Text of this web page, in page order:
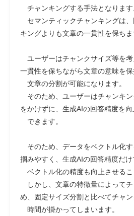
チャンキングする手法となります
セマンティックチャンキングは
キングよりも文章の一貫性を保ちま
ユーザーはチャンクサイズ等を
一貫性を保ちながら文章の意味を
文章の分割が可能になります。
そのため、ユーザーはチャンキ
をかけずに、生成AIの回答精度を
できます。
そのため、データをベクトル化
掴みやすく、生成AIの回答精度だけ
ベクトル化の精度も向上させるこ
しかし、 文章の特徴量によって
め、固定サイズ分割と比べてチャン
時間が掛かってしまいます。